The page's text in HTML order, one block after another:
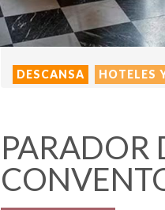
DESCANSA HOTELES
PARADOR